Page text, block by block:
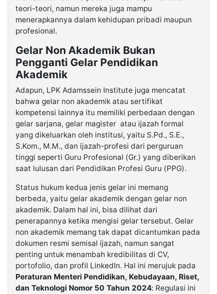
teori-teori, namun mereka juga mampu
menerapkannya dalam kehidupan pribadi maupun
profesional.
Gelar Non Akademik Bukan
Pengganti Gelar Pendidikan
Akademik
Adapun, LPK Adamssein Institute juga mencatat
bahwa gelar non akademik atau sertifikat
kompetensi lainnya itu memiliki perbedaan dengan
gelar sarjana, gelar magister atau ijazah formal
yang dikeluarkan oleh institusi, yaitu S.Pd., S.E.,
S.Kom., M.M., dan ijazah-profesi dari perguruan
tinggi seperti Guru Profesional (Gr.) yang diberikan
saat lulusan dari Pendidikan Profesi Guru (PPG).
Status hukum kedua jenis gelar ini memang
berbeda, yaitu gelar akademik dengan gelar non
akademik. Dalam hal ini, bisa dilihat dari
penerapannya ketika mengisi gelar tersebut. Gelar
non akademik memang tak dapat dicantumkan pada
dokumen resmi semisal ijazah, namun sangat
penting untuk menambah kredibilitas di CV,
portofolio, dan profil LinkedIn. Hal ini merujuk pada
Peraturan Menteri Pendidikan, Kebudayaan, Riset,
dan Teknologi Nomor 50 Tahun 2024: Regulasi ini